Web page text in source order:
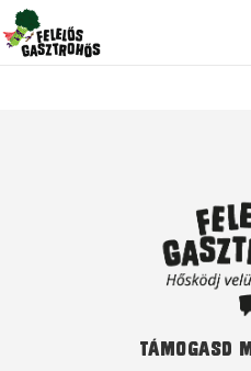
Támogasd